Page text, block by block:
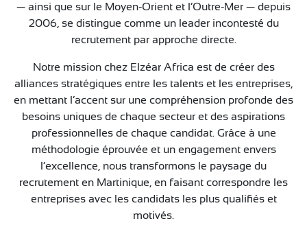
— ainsi que sur le Moyen-Orient et l’Outre-Mer — depuis
2006, se distingue comme un leader incontesté du
recrutement par approche directe.
Notre mission chez Elzéar Africa est de créer des
alliances stratégiques entre les talents et les entreprises,
en mettant l’accent sur une compréhension profonde des
besoins uniques de chaque secteur et des aspirations
professionnelles de chaque candidat. Grâce à une
méthodologie éprouvée et un engagement envers
l’excellence, nous transformons le paysage du
recrutement en Martinique, en faisant correspondre les
entreprises avec les candidats les plus qualifiés et
motivés.